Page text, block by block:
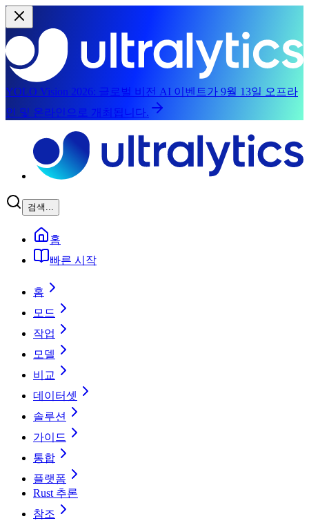
YOLO Vision 2026: 글로벌 비전 AI 이벤트가 9월 13일 오프라
인 및 온라인으로 개최됩니다.
검색...
홈
빠른 시작
홈
모드
작업
모델
비교
데이터셋
솔루션
가이드
통합
플랫폼
Rust 추론
참조